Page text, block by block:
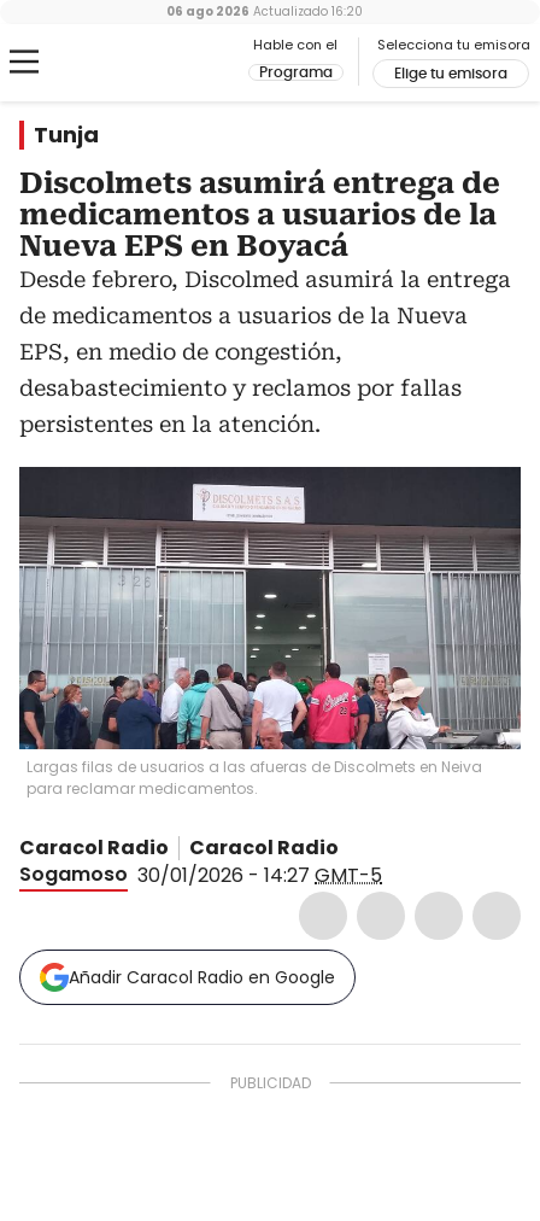
Hable con el
Programa
Selecciona tu emisora
Elige tu emisora
06 ago 2026 Actualizado 16:20
Tunja
Discolmets asumirá entrega de
medicamentos a usuarios de la
Nueva EPS en Boyacá
Desde febrero, Discolmed asumirá la entrega
de medicamentos a usuarios de la Nueva
EPS, en medio de congestión,
desabastecimiento y reclamos por fallas
persistentes en la atención.
Largas filas de usuarios a las afueras de Discolmets en Neiva
para reclamar medicamentos.
Caracol Radio
Caracol Radio
Sogamoso 30/01/2026 - 14:27 GMT-5
Añadir Caracol Radio en Google